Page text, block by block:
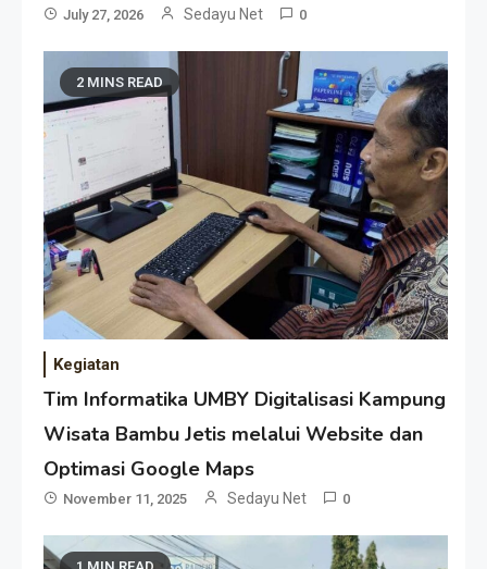
July 27, 2026 Sedayu Net 0
2 MINS READ
Kegiatan
Tim Informatika UMBY Digitalisasi Kampung
Wisata Bambu Jetis melalui Website dan
Optimasi Google Maps
November 11, 2025 Sedayu Net 0